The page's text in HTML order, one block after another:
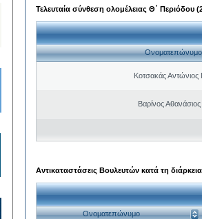
Τελευταία σύνθεση ολομέλειας Θ΄ Περιόδου
Ονοματεπώνυμο
Κοτσακάς Αντώνιος
Βαρίνος
Αντικαταστάσεις Βουλευτών κατά τη
Ονοματεπώνυμο